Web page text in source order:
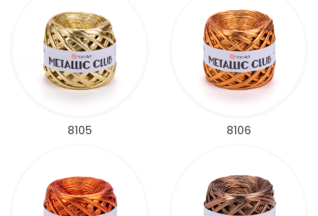
8105 8106